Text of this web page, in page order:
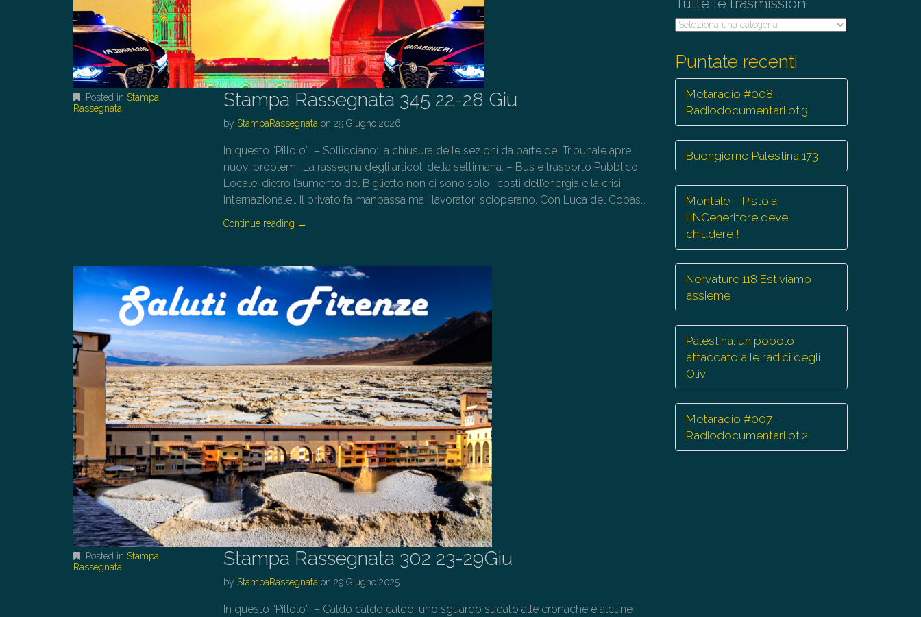
Posted in Stampa
Rassegnata
Stampa Rassegnata 345 22-28 Giu
by StampaRassegnata on29 Giugno 2026
In questo “Pillolo”: – Sollicciano: la chiusura delle sezioni da parte del Tribunale apre
nuovi problemi. La rassegna degli articoli della settimana. – Bus e trasporto Pubblico
Locale: dietro l’aumento del Biglietto non ci sono solo i costi dell’energia e la crisi
internazionale… Il privato fa manbassa ma i lavoratori scioperano. Con Luca del Cobas…
Continue reading →
Posted in Stampa
Rassegnata
Stampa Rassegnata 302 23-29Giu
by StampaRassegnata on29 Giugno 2025
In questo “Pillolo”: – Caldo caldo caldo: uno sguardo sudato alle cronache e alcune
Tutte
Puntate recenti
Metaradio #008 –
Radiodocumentari pt.3
Buongiorno Palestina 173
Montale – Pistoia:
l’INCeneritore deve
chiudere !
Nervature 118 Estiviamo
assieme
Palestina: un popolo
attaccato alle radici degli
Olivi
Metaradio #007 –
Radiodocumentari pt.2